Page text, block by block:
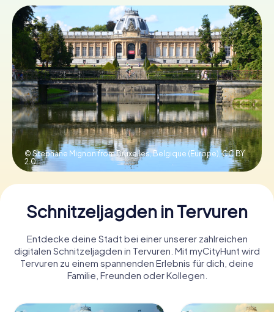
INT AT CH
DE
ES
FR UK
IE
IT
NL
Tickets buchen
Gutscheine bestellen
© Stephane Mignon from Bruxelles, Belgique (Europe),CC BY
2.0
Schnitzeljagden in Tervuren
Entdecke deine Stadt bei einer unserer zahlreichen
digitalen Schnitzeljagden in Tervuren. Mit myCityHunt wird
Tervuren zu einem spannenden Erlebnis für dich, deine
Familie, Freunden oder Kollegen.